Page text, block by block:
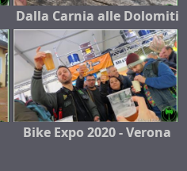
Dalla Carnia alle Dolomiti
Bike Expo 2020 - Verona